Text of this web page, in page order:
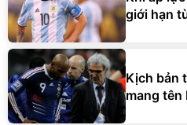
giới hạn
Kịch bản
mang tên